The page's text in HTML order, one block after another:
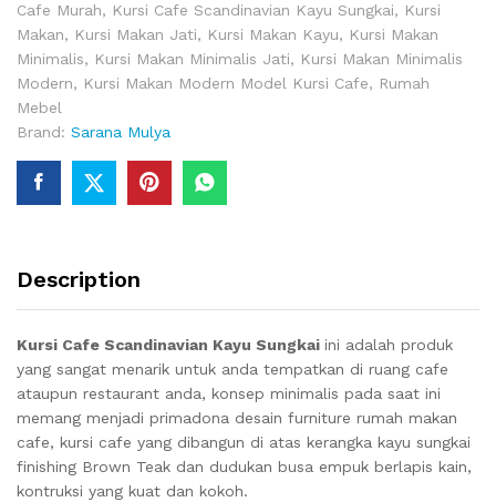
Cafe Murah, Kursi Cafe Scandinavian Kayu Sungkai, Kursi
Makan, Kursi Makan Jati, Kursi Makan Kayu, Kursi Makan
Minimalis, Kursi Makan Minimalis Jati, Kursi Makan Minimalis
Modern, Kursi Makan Modern Model Kursi Cafe, Rumah
Mebel
Brand: Sarana Mulya
Description
Kursi Cafe Scandinavian Kayu Sungkai ini adalah produk
yang sangat menarik untuk anda tempatkan di ruang cafe
ataupun restaurant anda, konsep minimalis pada saat ini
memang menjadi primadona desain furniture rumah makan
cafe, kursi cafe yang dibangun di atas kerangka kayu sungkai
finishing Brown Teak dan dudukan busa empuk berlapis kain,
kontruksi yang kuat dan kokoh.